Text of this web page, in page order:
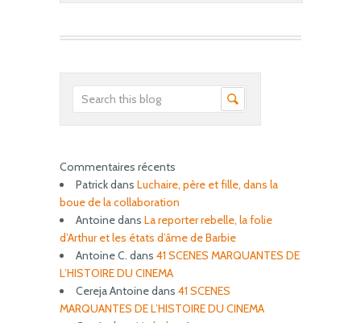
Commentaires récents
Patrickdans Luchaire, père et fille, dans la
boue de la collaboration
Antoinedans La reporter rebelle, la folie
d’Arthur et les états d’âme de Barbie
Antoine C. dans 41 SCENES MARQUANTES DE
L’HISTOIRE DU CINEMA
Cereja Antoinedans 41 SCENES
MARQUANTES DE L’HISTOIRE DU CINEMA